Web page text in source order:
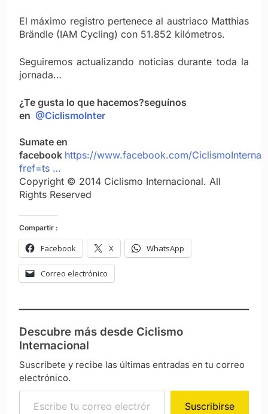
El máximo registro pertenece al austriaco Matthias
Brändle (IAM Cycling) con 51.852 kilómetros.
Seguiremos actualizando noticias durante toda la
jornada…
¿Te gusta lo que hacemos?seguínos
en @CiclismoInter
Sumate en
facebook https://www.facebook.com/
fref=ts …
Copyright © 2014 Ciclismo Internacional. All
Rights Reserved
Compartir :
Facebook X WhatsApp
Correo electrónico
Descubre más desde Ciclismo
Internacional
Suscríbete y recibe las últimas entradas en tu correo
electrónico.
Escribe tu correo electrónico…
Suscribirse